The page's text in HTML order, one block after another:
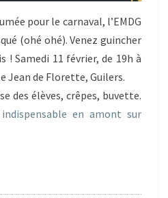
pour le carnaval, l’EMDG
(ohé ohé). Venez guincher
Samedi 11 février, de 19h à
Jean de Florette, Guilers.
des élèves, crêpes, buvette.
en amont sur